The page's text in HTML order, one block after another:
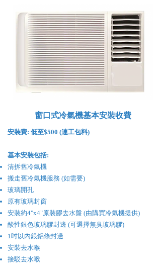
窗口式冷氣機基本安裝收費
安裝費: 低至$500 (連工包料)
基本安裝包括:
清拆舊冷氣機
搬走舊冷氣機服務 (如需要)
玻璃開孔
原有玻璃封窗
安裝約4"x4"原裝膠去水盤 (由購買冷氣機提供)
酸性銀色玻璃膠封邊 (可選擇無臭玻璃膠)
1吋以內銀鋁條封邊
安裝去水喉
接駁去水喉